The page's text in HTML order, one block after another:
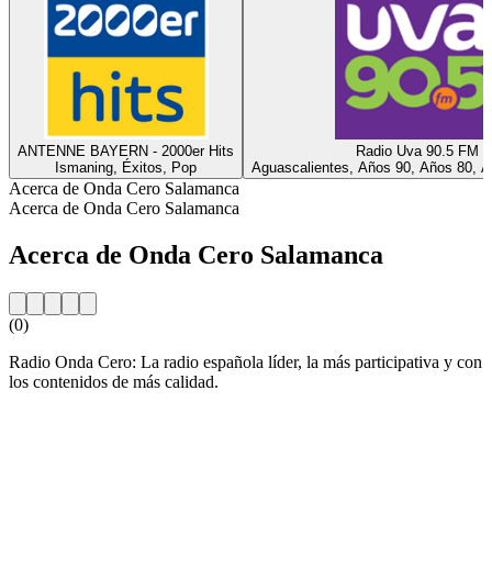
ANTENNE BAYERN - 2000er Hits
Ismaning, Éxitos, Pop
Radio Uva 90.5 FM
Aguascalientes, Años 90, Años 80,
Acerca de Onda Cero Salamanca
Acerca de Onda Cero Salamanca
Acerca de Onda Cero Salamanca
(0)
Radio Onda Cero: La radio española líder, la más participativa y con
los contenidos de más calidad.